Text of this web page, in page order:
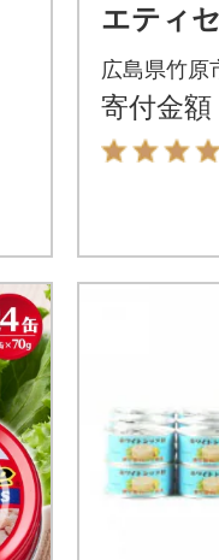
エティ
瓶 アヲ
まるご
広島県竹原
寄付金額